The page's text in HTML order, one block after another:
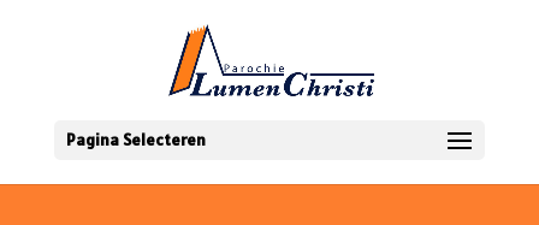
Pagina Selecteren